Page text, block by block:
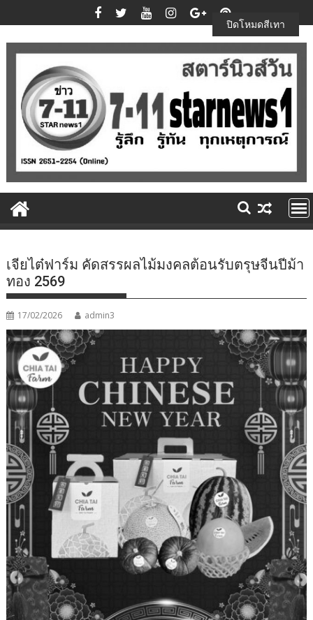
to
content
เจียไต๋ฟาร์ม คัดสรรผลไม้มงคลต้อนรับตรุษจีนปีม้า
ทอง 2569
17/02/2026 admin3
ปิดโหมดสีเทา